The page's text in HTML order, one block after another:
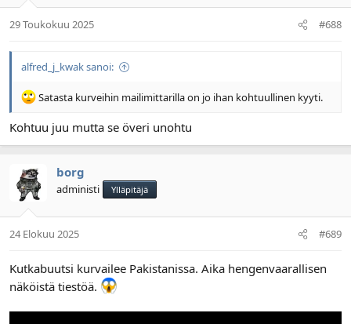
29 Toukokuu 2025 #688
alfred_j_kwak sanoi:
Satasta kurveihin mailimittarilla on jo ihan kohtuullinen kyyti.
Kohtuu juu mutta se överi unohtu
borg
administi Ylläpitäjä
24 Elokuu 2025 #689
Kutkabuutsi kurvailee Pakistanissa. Aika hengenvaarallisen
näköistä tiestöä.